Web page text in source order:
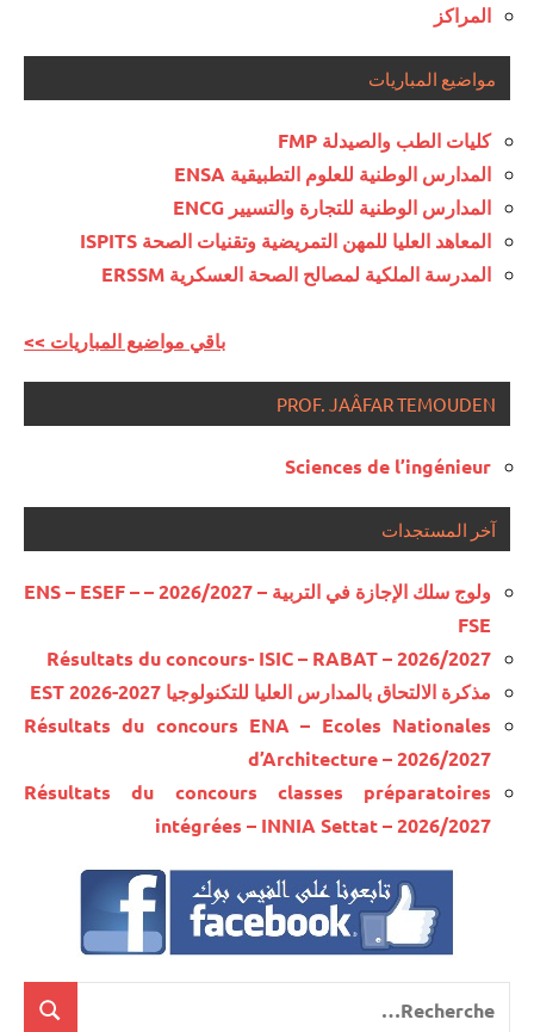
المراكز
مواضيع المباريات
كليات الطب والصيدلة FMP
المدارس الوطنية للعلوم التطبيقية ENSA
المدارس الوطنية للتجارة والتسيير ENCG
المعاهد العليا للمهن التمريضية وتقنيات الصحة ISPITS
المدرسة الملكية لمصالح الصحة العسكرية ERSSM
<< باقي مواضيع المباريات
PROF. JAÂFAR TEMOUDEN
Sciences de l’ingénieur
آخر المستجدات
ولوج سلك الإجازة في التربية – 2026/2027 – ENS – ESEF –
FSE
Résultats du concours- ISIC – RABAT – 2026/2027
مذكرة الالتحاق بالمدارس العليا للتكنولوجيا EST 2026-2027
Résultats du concours ENA – Ecoles Nationales
d’Architecture – 2026/2027
Résultats du concours classes préparatoires
intégrées – INNIA Settat – 2026/2027